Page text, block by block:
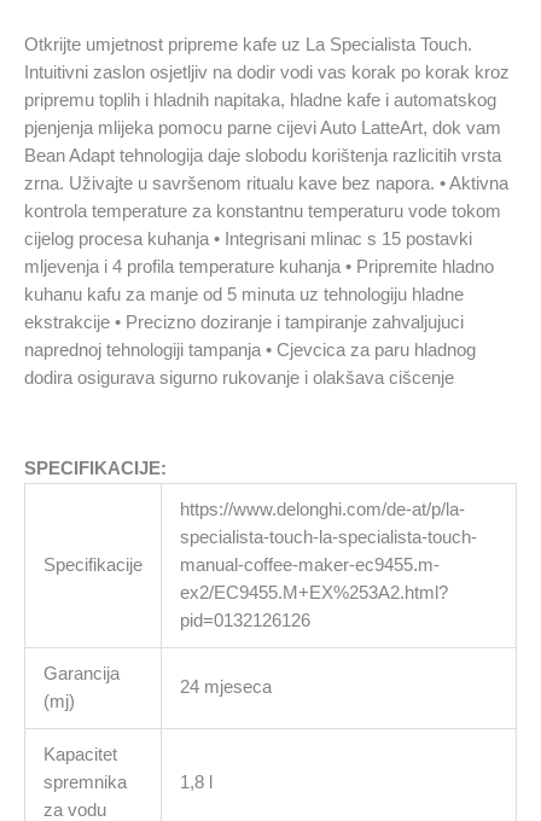
Otkrijte umjetnost pripreme kafe uz La Specialista Touch.
Intuitivni zaslon osjetljiv na dodir vodi vas korak po korak kroz
pripremu toplih i hladnih napitaka, hladne kafe i automatskog
pjenjenja mlijeka pomocu parne cijevi Auto LatteArt, dok vam
Bean Adapt tehnologija daje slobodu korištenja razlicitih vrsta
zrna. Uživajte u savršenom ritualu kave bez napora. • Aktivna
kontrola temperature za konstantnu temperaturu vode tokom
cijelog procesa kuhanja • Integrisani mlinac s 15 postavki
mljevenja i 4 profila temperature kuhanja • Pripremite hladno
kuhanu kafu za manje od 5 minuta uz tehnologiju hladne
ekstrakcije • Precizno doziranje i tampiranje zahvaljujuci
naprednoj tehnologiji tampanja • Cjevcica za paru hladnog
dodira osigurava sigurno rukovanje i olakšava cišcenje
SPECIFIKACIJE:
Specifikacije
https://www.delonghi.com/de-at/p/la-
specialista-touch-la-specialista-touch-
manual-coffee-maker-ec9455.m-
ex2/EC9455.M+EX%253A2.html?
pid=0132126126
Garancija
(mj)
24 mjeseca
Kapacitet
spremnika
za vodu
1,8 l